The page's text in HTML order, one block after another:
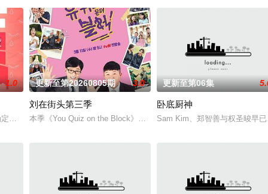
1.0
成为SBS PLUS、skyTV的NQQ频道播出的新约会节目《我是SOLO》3名MC
更新至第20260805期 3.0
刘在街头第三季
本季《You Quiz on the Block》将带着亲爱们亲自制作的谜题展开人
更新至第06集
卧底厨神
Sam Kim、郑智善与权圣晙早